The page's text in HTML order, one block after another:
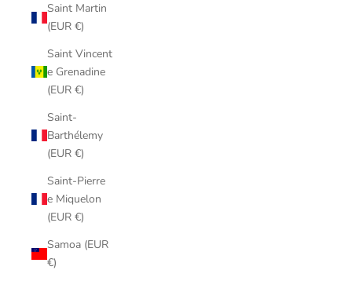
Saint Martin
(EUR €)
Saint Vincent
e Grenadine
(EUR €)
Saint-
Barthélemy
(EUR €)
Saint-Pierre
e Miquelon
(EUR €)
Samoa (EUR
€)